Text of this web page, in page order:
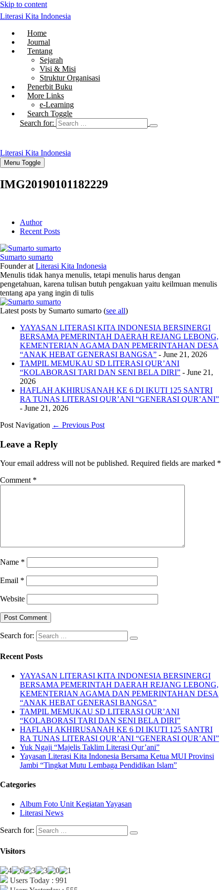
Skip to content
Literasi Kita Indonesia
Home
Journal
Tentang
Sejarah
Visi & Misi
Struktur Organisasi
Penerbit Buku
More Links
e-Learning
Search Toggle
Search for:
Literasi Kita Indonesia
Menu Toggle
IMG20190101182229
Author
Recent Posts
Sumarto sumarto
Founderat Literasi Kita Indonesia
Menulis tidak hanya menulis, tetapi menulis harus dengan
pengetahuan, karena tulisan butuh pengakuan yaitu keilmuan menulis
tentang apa yang ingin di tulis
Latest posts by Sumarto sumarto (see all)
YAYASAN LITERASI KITA INDONESIA BERSINERGI
BERSAMA PEMERINTAH DAERAH REJANG LEBONG,
KEMENTERIAN AGAMA DAN PEMERINTAHAN DESA
“ANAK HEBAT GENERASI BANGSA” - June 21, 2026
TAMPIL MEMUKAU SD LITERASI QUR’ANI
“KOLABORASI TARI DAN SENI BELA DIRI” - June 21,
2026
HAFLAH AKHIRUSANAH KE 6 DI IKUTI 125 SANTRI
RA TUNAS LITERASI QUR’ANI “GENERASI QUR’ANI”
- June 21, 2026
Post Navigation ← Previous Post
Leave a Reply
Your email address will not be published. Required fields are marked *
Comment *
Name *
Email *
Website
Search for:
Recent Posts
YAYASAN LITERASI KITA INDONESIA BERSINERGI
BERSAMA PEMERINTAH DAERAH REJANG LEBONG,
KEMENTERIAN AGAMA DAN PEMERINTAHAN DESA
“ANAK HEBAT GENERASI BANGSA”
TAMPIL MEMUKAU SD LITERASI QUR’ANI
“KOLABORASI TARI DAN SENI BELA DIRI”
HAFLAH AKHIRUSANAH KE 6 DI IKUTI 125 SANTRI
RA TUNAS LITERASI QUR’ANI “GENERASI QUR’ANI”
Yuk Ngaji “Majelis Taklim Literasi Qur’ani”
Yayasan Literasi Kita Indonesia Bersama Ketua MUI Provinsi
Jambi “Tingkat Mutu Lembaga Pendidikan Islam”
Categories
Album Foto Unit Kegiatan Yayasan
Literasi News
Search for:
Visitors
Users Today : 991